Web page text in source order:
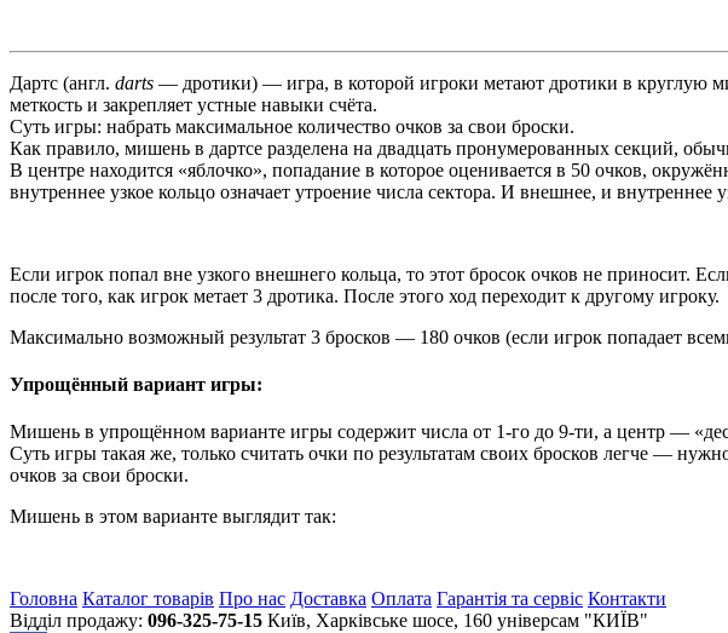
Дартс (англ. darts — дротики) — игра, в которой игроки метают дротики в круглую
меткость и закрепляет устные навыки счёта.
Суть игры: набрать максимальное количество очков за свои броски.
Как правило, мишень в дартсе разделена на двадцать пронумерованных секций,
В центре находится «яблочко», попадание в которое оценивается в 50 очков,
внутреннее узкое кольцо означает утроение числа сектора. И внешнее, и
Если игрок попал вне узкого внешнего кольца, то этот бросок очков не приносит.
после того, как игрок метает 3 дротика. После этого ход переходит к другому игроку.
Максимально возможный результат 3 бросков — 180 очков (если игрок попадает
Упрощённый вариант игры:
Мишень в упрощённом варианте игры содержит числа от 1-го до 9-ти, а центр —
Суть игры такая же, только считать очки по результатам своих бросков легче —
очков за свои броски.
Мишень в этом варианте выглядит так:
Головна Каталог товарів Про нас Доставка Оплата Гарантія та сервіс Контакти
Відділ продажу: 096-325-75-15 Київ, Харківське шосе, 160 універсам "КИЇВ"